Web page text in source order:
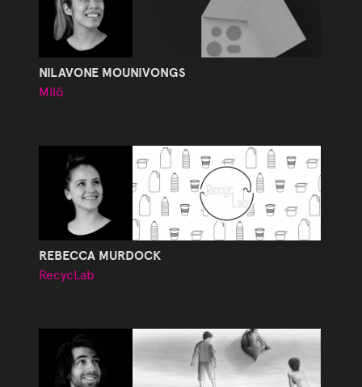
NILAVONE MOUNIVONGS
Milö
REBECCA MURDOCK
RecycLab